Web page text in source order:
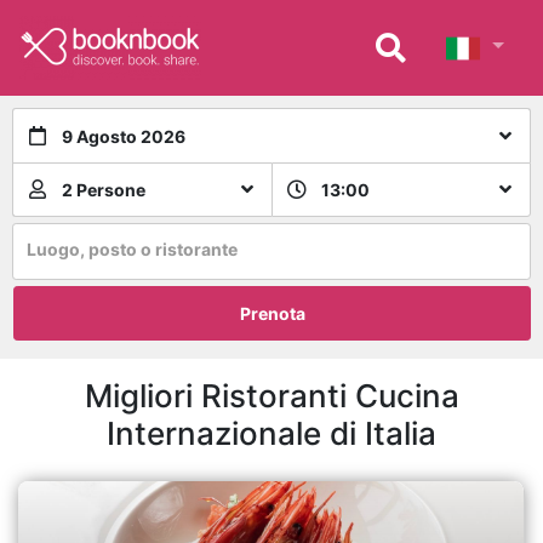
9 Agosto 2026
2 Persone 13:00
Luogo, posto o ristorante
Prenota
Migliori Ristoranti Cucina
Internazionale di Italia